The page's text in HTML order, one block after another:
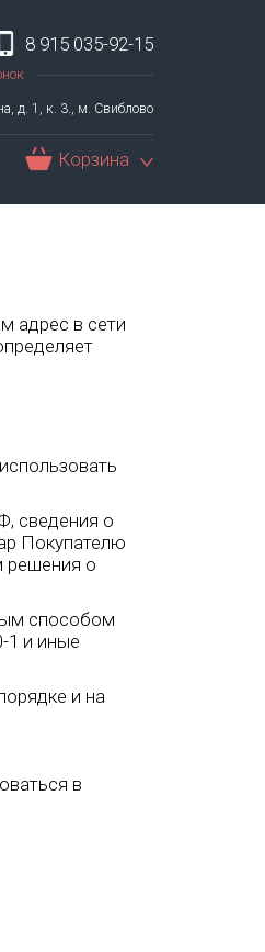
8 915 035-92-15
д. 1, к. 3., м. Свиблово
Корзина
адрес в сети
сведения о
Покупателю
решения о
способом
1 и иные
и на
в